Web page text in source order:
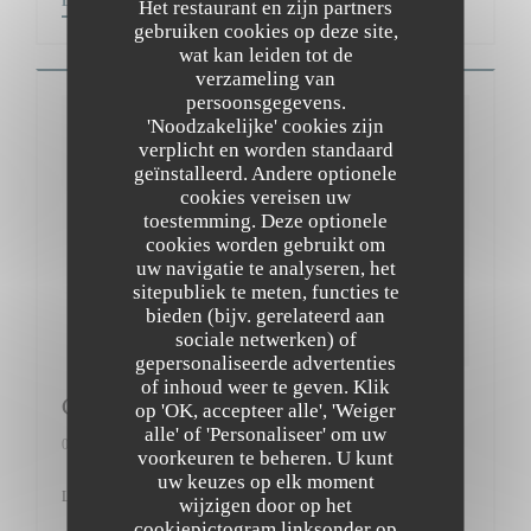
Het restaurant en zijn partners
gebruiken cookies op deze site,
wat kan leiden tot de
verzameling van
persoonsgegevens.
'Noodzakelijke' cookies zijn
verplicht en worden standaard
geïnstalleerd. Andere optionele
cookies vereisen uw
toestemming. Deze optionele
cookies worden gebruikt om
uw navigatie te analyseren, het
sitepubliek te meten, functies te
bieden (bijv. gerelateerd aan
sociale netwerken) of
gepersonaliseerde advertenties
of inhoud weer te geven. Klik
op 'OK, accepteer alle', 'Weiger
alle' of 'Personaliseer' om uw
voorkeuren te beheren. U kunt
uw keuzes op elk moment
wijzigen door op het
Gault&Millau
01/03/2017
Le Bistrot du Maquis 12/20